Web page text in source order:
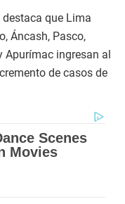
que Lima
Áncash, Pasco,
Apurímac ingresan al
de casos de